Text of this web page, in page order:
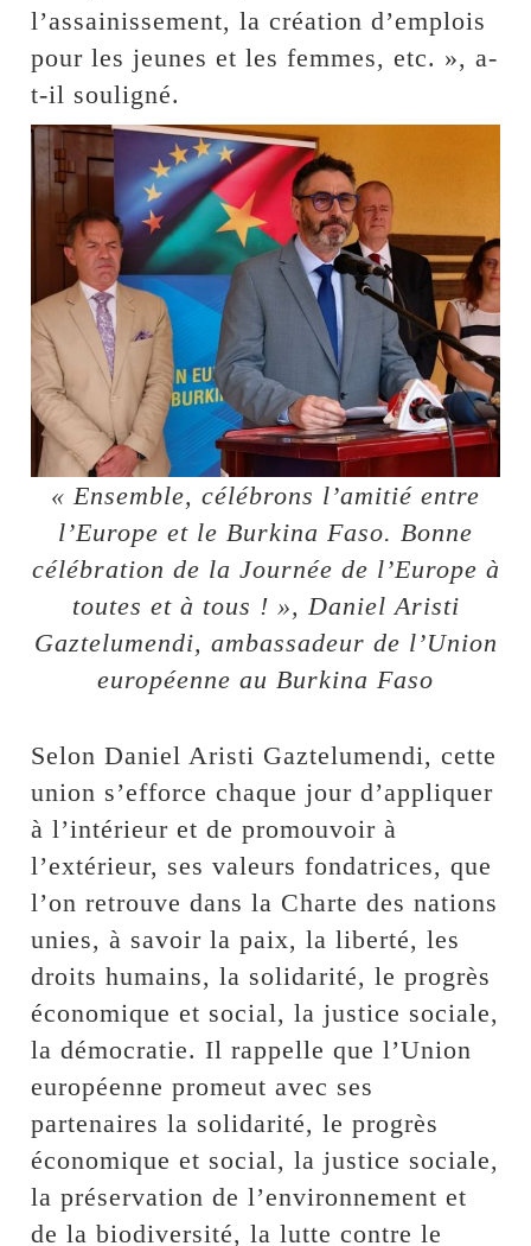
l’assainissement, la création d’emplois
pour les jeunes et les femmes, etc. », a-
t-il souligné.
« Ensemble, célébrons l’amitié entre
l’Europe et le Burkina Faso. Bonne
célébration de la Journée de l’Europe à
toutes et à tous ! », Daniel Aristi
Gaztelumendi, ambassadeur de l’Union
européenne au Burkina Faso
Selon Daniel Aristi Gaztelumendi, cette
union s’efforce chaque jour d’appliquer
à l’intérieur et de promouvoir à
l’extérieur, ses valeurs fondatrices, que
l’on retrouve dans la Charte des nations
unies, à savoir la paix, la liberté, les
droits humains, la solidarité, le progrès
économique et social, la justice sociale,
la démocratie. Il rappelle que l’Union
européenne promeut avec ses
partenaires la solidarité, le progrès
économique et social, la justice sociale,
la préservation de l’environnement et
de la biodiversité, la lutte contre le